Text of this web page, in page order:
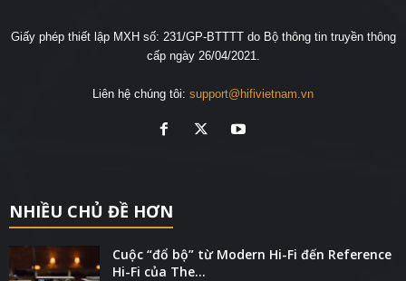
Giấy phép thiết lập MXH số: 231/GP-BTTTT do Bộ thông tin truyền thông
cấp ngày 26/04/2021.
Liên hệ chúng tôi: support@hifivietnam.vn
NHIỀU CHỦ ĐỀ HƠN
Cuộc “đổ bộ” từ Modern Hi-Fi đến Reference
Hi-Fi của The...